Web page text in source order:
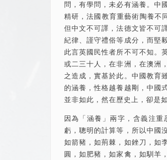
問，有學問，未必有涵養。中
精研，法國教育重藝術陶養不
但中文不可譯，法德文皆不可
紀律、謹守禮俗等成分，而堅
此言英國民性者所不可不知。
或二三十人，在非洲，在澳洲
之造成，實基於此。中國教育
的涵養，性格越養越剛，中國
並非如此，然在歷史上，卻是
因為「涵養」兩字，含義注
虧，聰明的計算等，所以中國
如箭豬，如荊棘，如銼刀，如
圓，如肥豬，如家禽，如馴羊